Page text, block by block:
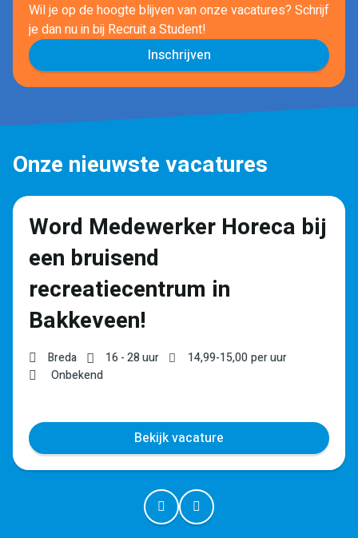
Wil je op de hoogte blijven van onze vacatures? Schrijf
je dan nu inbij Recruit a Student!
Inschrijven
Onze nieuwste vacatures
Word Medewerker Horeca bij
een bruisend
recreatiecentrum in
Bakkeveen!
Breda 16 - 28 uur 14,99-15,00per uur
Onbekend
Bekijk vacature